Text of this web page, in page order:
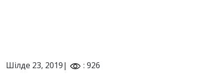
Шілде 23, 2019| : 926